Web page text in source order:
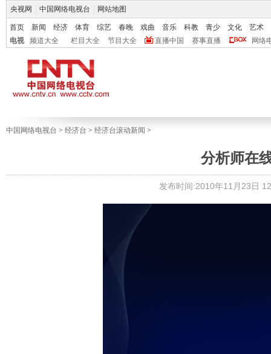
央视网 中国网络电视台 网站地图
首页 新闻 经济 体育 综艺 春晚 戏曲 音乐 科教 青少 文化
艺术
电视
频道大全 栏目大全 节目大全 直播中国 赛事直播 网络
中国网络电视台 > 经济台 > 经济台滚动新闻 >
分析师在
发布时间:2010年11月23日